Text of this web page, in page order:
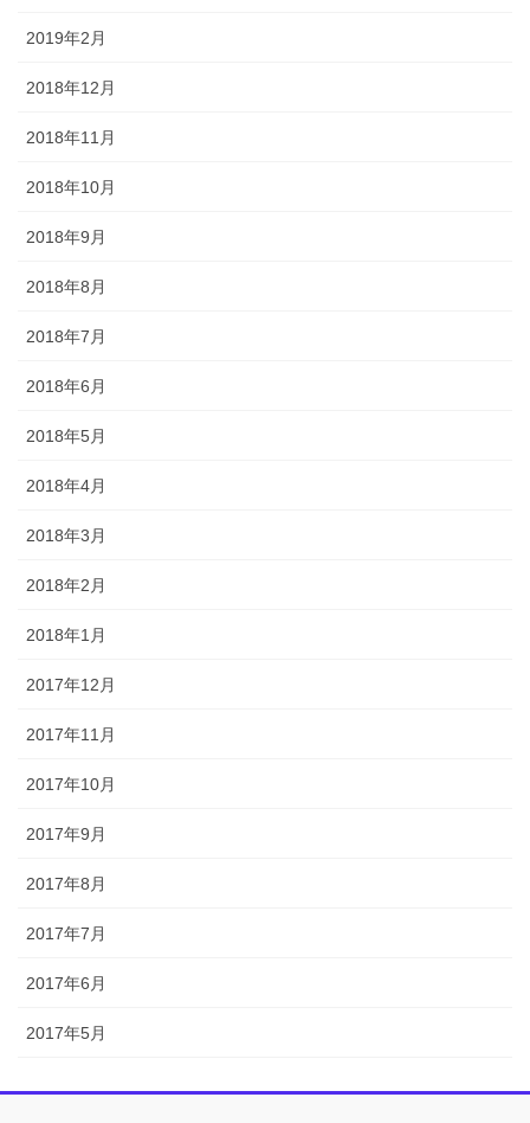
2019年2月
2018年12月
2018年11月
2018年10月
2018年9月
2018年8月
2018年7月
2018年6月
2018年5月
2018年4月
2018年3月
2018年2月
2018年1月
2017年12月
2017年11月
2017年10月
2017年9月
2017年8月
2017年7月
2017年6月
2017年5月